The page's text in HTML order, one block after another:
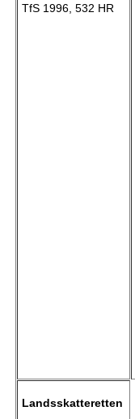
TfS 1996, 532 HR
Landsskatteretten